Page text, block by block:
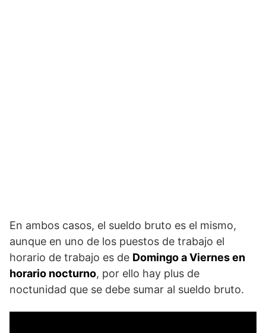
En ambos casos, el sueldo bruto es el mismo,
aunque en uno de los puestos de trabajo el
horario de trabajo es de Domingo a Viernes en
horario nocturno, por ello hay plus de
noctunidad que se debe sumar al sueldo bruto.